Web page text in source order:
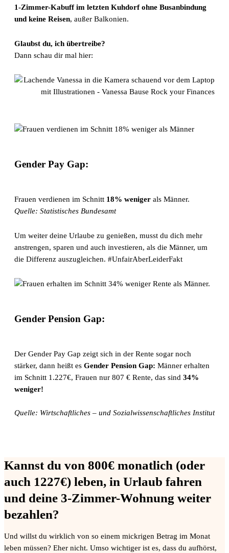
1-Zimmer-Kabuff im letzten Kuhdorf ohne Busanbindung
und keine Reisen, außer Balkonien.
Glaubst du, ich übertreibe?
Dann schau dir mal hier:
Gender Pay Gap:
Frauen verdienen im Schnitt 18% weniger als Männer.
Quelle: Statistisches Bundesamt
Um weiter deine Urlaube zu genießen, musst du dich mehr
anstrengen, sparen und auch investieren, als die Männer, um
die Differenz auszugleichen. #UnfairAberLeiderFakt
Gender Pension Gap:
Der Gender Pay Gap zeigt sich in der Rente sogar noch
stärker, dann heißt es Gender Pension Gap: Männer erhalten
im Schnitt 1.227€, Frauen nur 807 € Rente, das sind 34%
weniger!
Quelle: Wirtschaftliches – und Sozialwissenschaftliches Institut
Kannst du von 800€ monatlich (oder
auch 1227€) leben, in Urlaub fahren
und deine 3-Zimmer-Wohnung weiter
bezahlen?
Und willst du wirklich von so einem mickrigen Betrag im Monat
leben müssen? Eher nicht. Umso wichtiger ist es, dass du aufhörst,